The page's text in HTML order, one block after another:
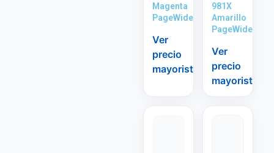
Magenta
PageWide
Ver
precio
mayorista
981X
Amarillo
PageWide
Ver
precio
mayorista